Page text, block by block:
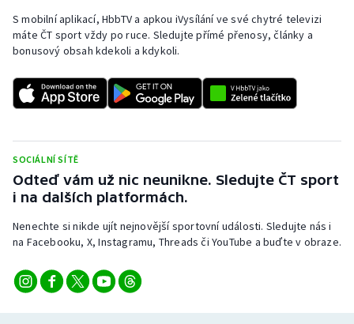
S mobilní aplikací, HbbTV a apkou iVysílání ve své chytré televizi
máte ČT sport vždy po ruce. Sledujte přímé přenosy, články a
bonusový obsah kdekoli a kdykoli.
SOCIÁLNÍ SÍTĚ
Odteď vám už nic neunikne. Sledujte ČT sport
i na dalších platformách.
Nenechte si nikde ujít nejnovější sportovní události. Sledujte nás i
na Facebooku, X, Instagramu, Threads či YouTube a buďte v obraze.